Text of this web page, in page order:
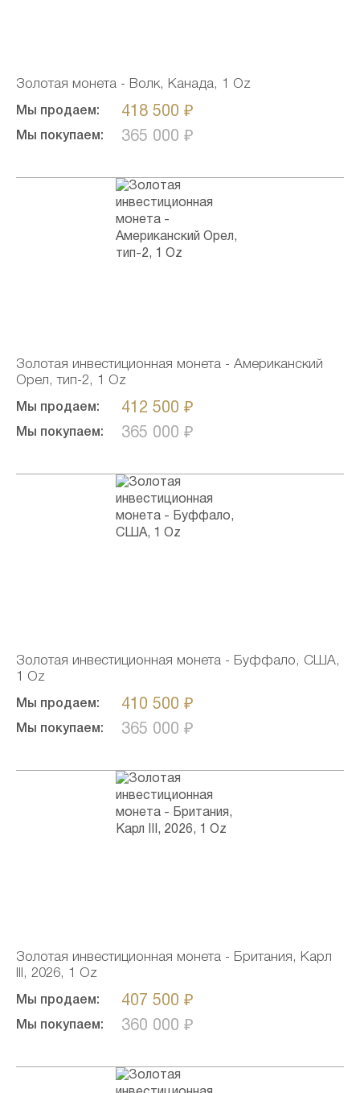
Золотая монета - Волк, Канада, 1 Oz
Мы продаем: 418 500 ₽
Мы покупаем: 365 000 ₽
Золотая инвестиционная монета - Американский
Орел, тип-2, 1 Oz
Мы продаем: 412 500 ₽
Мы покупаем: 365 000 ₽
Золотая инвестиционная монета - Буффало, США,
1 Oz
Мы продаем: 410 500 ₽
Мы покупаем: 365 000 ₽
Золотая инвестиционная монета - Британия, Карл
III, 2026, 1 Oz
Мы продаем: 407 500 ₽
Мы покупаем: 360 000 ₽